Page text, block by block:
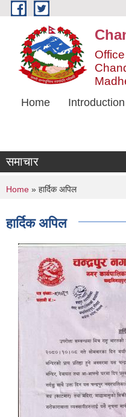
Skip to main content
Home Introduction
समाचार
You are here
Home » हार्दिक अपिल
हार्दिक अपिल